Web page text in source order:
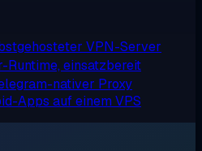
VPN-Server
Runtime, einsatzbereit
nativer Proxy
Apps auf einem VPS